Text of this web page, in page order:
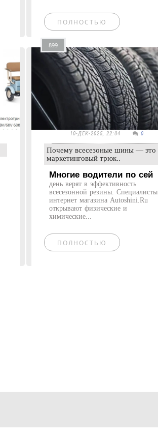
ПОЛНОСТЬЮ
899
10-ДЕК-2025, 22:04 0
Почему всесезоные шины — это
маркетинговый трюк..
Многие водители по сей
день верят в эффективность
всесезонной резины. Специалисты
интернет магазина Autoshini.Ru
открывают физические и
химические...
ПОЛНОСТЬЮ